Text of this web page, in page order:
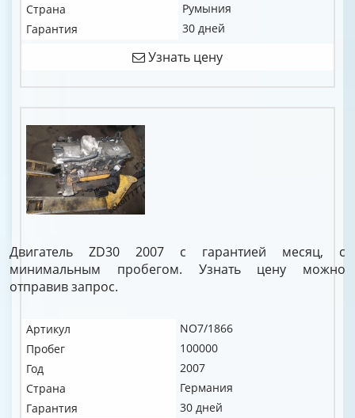
Страна
Румыния
Гарантия
30 дней
Узнать цену
Двигатель ZD30 2007 с гарантией месяц, с
минимальным пробегом. Узнать цену можно
отправив запрос.
Артикул
NO7/1866
Пробег
100000
Год
2007
Страна
Германия
Гарантия
30 дней